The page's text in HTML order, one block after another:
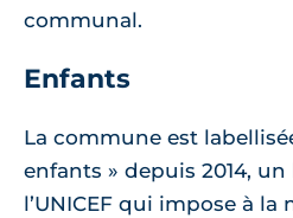
communal.
Enfants
La commune est
enfants » depuis 2014,
l’UNICEF qui impose à